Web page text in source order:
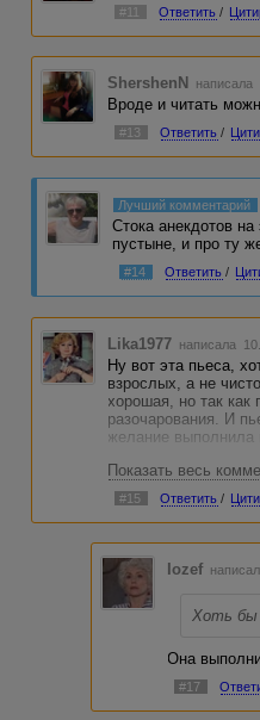
#11 Ответить /
ShershenN написала
Вроде и читать
#13 Ответить /
Лучший комментарий
Стока анекдотов
пустыне, и про ту
#14 Ответить /
Lika1977 написала
Ну вот эта пьеса,
взрослых, а не
хорошая, но так как
разочарования. И
желание выполнила
Показать весь
#15 Ответить /
Iozef
Хоть бы
Она
#17